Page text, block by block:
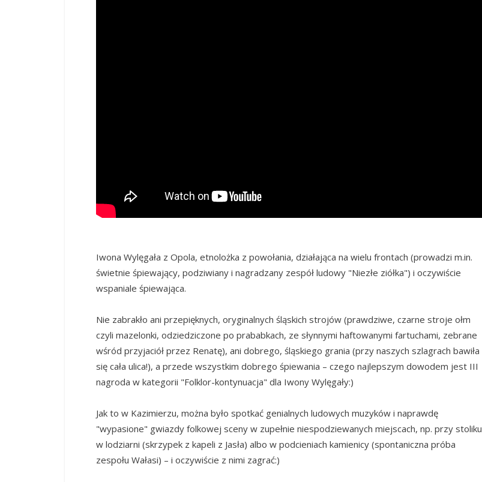
Iwona Wylęgała z Opola, etnolożka z powołania, działająca na wielu frontach (prowadzi m.in.
świetnie śpiewający, podziwiany i nagradzany zespół ludowy "Niezłe ziółka") i oczywiście
wspaniale śpiewająca.
Nie zabrakło ani przepięknych, oryginalnych śląskich strojów (prawdziwe, czarne stroje ołm
czyli mazelonki, odziedziczone po prababkach, ze słynnymi haftowanymi fartuchami, zebrane
wśród przyjaciół przez Renatę), ani dobrego, śląskiego grania (przy naszych szlagrach bawiła
się cała ulica!), a przede wszystkim dobrego śpiewania – czego najlepszym dowodem jest III
nagroda w kategorii "Folklor-kontynuacja" dla Iwony Wylęgały:)
Jak to w Kazimierzu, można było spotkać genialnych ludowych muzyków i naprawdę
"wypasione" gwiazdy folkowej sceny w zupełnie niespodziewanych miejscach, np. przy stoliku
w lodziarni (skrzypek z kapeli z Jasła) albo w podcieniach kamienicy (spontaniczna próba
zespołu Wałasi) – i oczywiście z nimi zagrać:)